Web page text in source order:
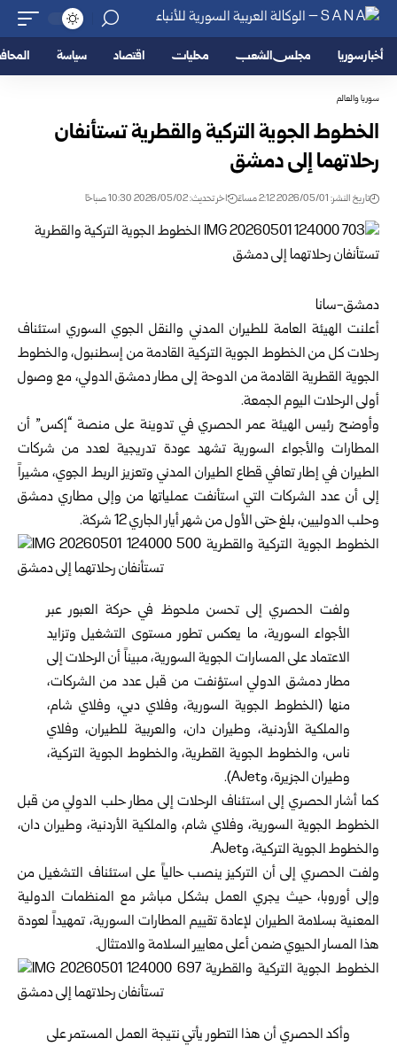
أخبار سوريا مجلس الشعب محليات اقتصاد سياسة
سوريا والعالم
الخطوط الجوية التركية والقطرية تستأنفان
رحلاتهما إلى دمشق
تاريخ النشر: 2026/05/01 2:12 مساءً اخر تحديث: 2026/05/02 10:30 صباحًا
دمشق-سانا
أعلنت الهيئة العامة للطيران المدني والنقل الجوي السوري استئناف
رحلات كل من الخطوط الجوية التركية القادمة من إسطنبول، والخطوط
الجوية القطرية القادمة من الدوحة إلى مطاردمشقالدولي، مع وصول
أولى الرحلات اليوم الجمعة.
وأوضح رئيس الهيئة عمر الحصري في تدوينة على منصة “إكس” أن
المطارات والأجواء السورية تشهد عودة تدريجية لعدد من شركات
الطيران في إطار تعافي قطاع الطيران المدني وتعزيز الربط الجوي، مشيراً
إلى أن عدد الشركات التي استأنفت عملياتها من وإلى مطاري دمشق
وحلب الدوليين، بلغ حتى الأول من شهر أيار الجاري 12 شركة.
ولفت الحصري إلى تحسن ملحوظ في حركة العبور عبر
الأجواء السورية، ما يعكس تطور مستوى التشغيل وتزايد
الاعتماد على المسارات الجوية السورية، مبيناً أن الرحلات إلى
مطار دمشق الدولي استؤنفت من قبل عدد من الشركات،
منها (الخطوط الجوية السورية، وفلاي دبي، وفلاي شام،
والملكية الأردنية، وطيران دان، والعربية للطيران، وفلاي
ناس، والخطوط الجوية القطرية، والخطوط الجوية التركية،
وطيران الجزيرة، وAJet).
كما أشار الحصري إلى استئناف الرحلات إلى مطار حلب الدولي من قبل
الخطوط الجوية السورية، وفلاي شام، والملكية الأردنية، وطيران دان،
والخطوط الجوية التركية، وAJet.
ولفت الحصري إلى أن التركيز ينصب حالياً على استئناف التشغيل من
وإلى أوروبا، حيث يجري العمل بشكل مباشر مع المنظمات الدولية
المعنية بسلامة الطيران لإعادة تقييم المطارات السورية، تمهيداً لعودة
هذا المسار الحيوي ضمن أعلى معايير السلامة والامتثال.
وأكد الحصري أن هذا التطور يأتي نتيجة العمل المستمر على